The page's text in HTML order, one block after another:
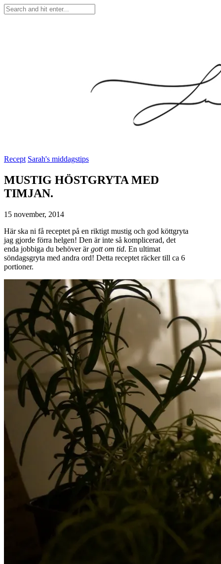
Recept Sarah's middagstips
MUSTIG HÖSTGRYTA MED
TIMJAN.
15 november, 2014
Här ska ni få receptet på en riktigt mustig och god köttgryta
jag gjorde förra helgen! Den är inte så komplicerad, det
enda jobbiga du behöver ärgott om tid. En ultimat
söndagsgryta med andra ord! Detta receptet räcker till ca 6
portioner.